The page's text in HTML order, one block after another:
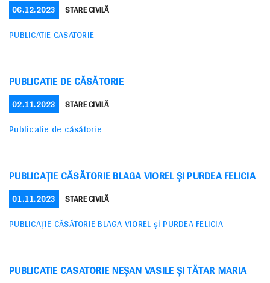
POSTED
ON
06.12.2023 CATEGORIES
STARE CIVILĂ
PUBLICATIE CASATORIE
PUBLICATIE DE CĂSĂTORIE
POSTED
ON
02.11.2023 CATEGORIES
STARE CIVILĂ
Publicatie de căsătorie
PUBLICAŢIE CĂSĂTORIE BLAGA VIOREL ŞI PURDEA FELICIA
POSTED
ON
01.11.2023 CATEGORIES
STARE CIVILĂ
PUBLICAŢIE CĂSĂTORIE BLAGA VIOREL şi PURDEA FELICIA
PUBLICATIE CASATORIE NEŞAN VASILE ŞI TĂTAR MARIA